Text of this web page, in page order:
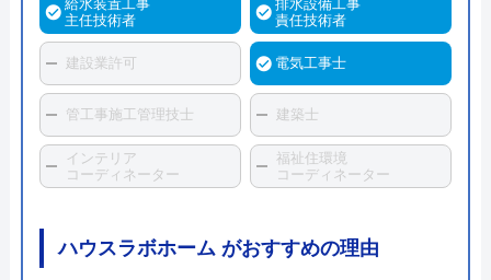
給水装置工事
主任技術者
排水設備工事
責任技術者
建設業許可 電気工事士
管工事施工管理技士 建築士
インテリア
コーディネーター
福祉住環境
コーディネーター
ハウスラボホーム がおすすめの理由